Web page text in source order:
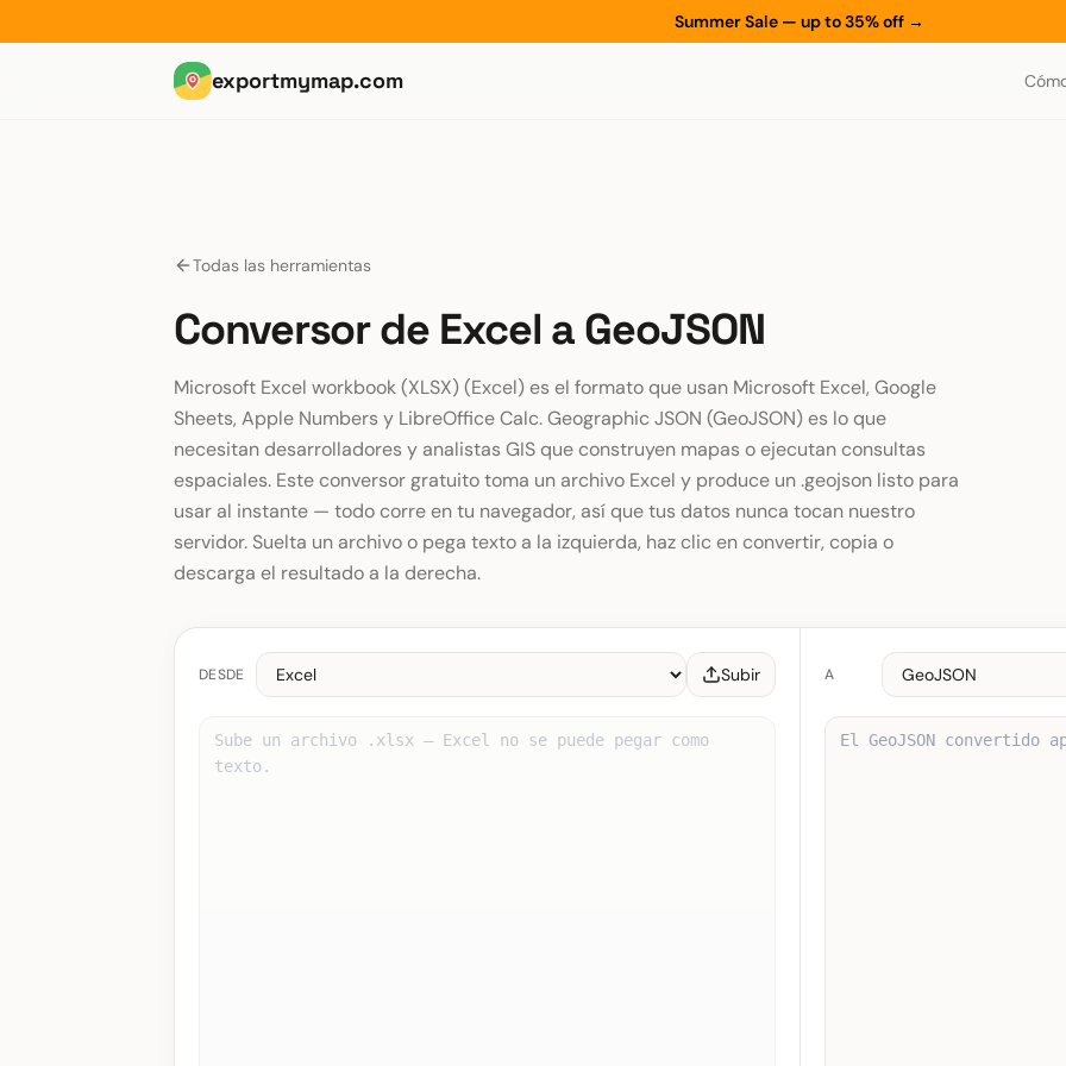
Summer Sale — up to 35% off →
exportmymap.com
Todas las herramientas
Conversor de Excel a GeoJSON
Microsoft Excel workbook (XLSX) (Excel) es el formato que usan Microsoft Excel, Google
Sheets, Apple Numbers y LibreOffice Calc. Geographic JSON (GeoJSON) es lo que
necesitan desarrolladores y analistas GIS que construyen mapas o ejecutan consultas
espaciales. Este conversor gratuito toma un archivo Excel y produce un .geojson listo para
usar al instante — todo corre en tu navegador, así que tus datos nunca tocan nuestro
servidor. Suelta un archivo o pega texto a la izquierda, haz clic en convertir, copia o
descarga el resultado a la derecha.
DESDE Subir A